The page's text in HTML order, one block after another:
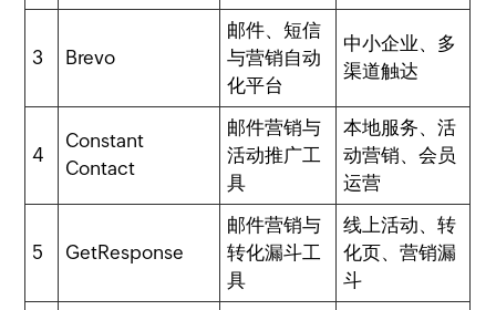
3 Brevo
邮件、短信
与营销自动
化平台
中小企业、多
渠道触达
4
Constant
Contact
邮件营销与
活动推广工
具
本地服务、活
动营销、会员
运营
5 GetResponse
邮件营销与
转化漏斗工
具
线上活动、转
化页、营销漏
斗